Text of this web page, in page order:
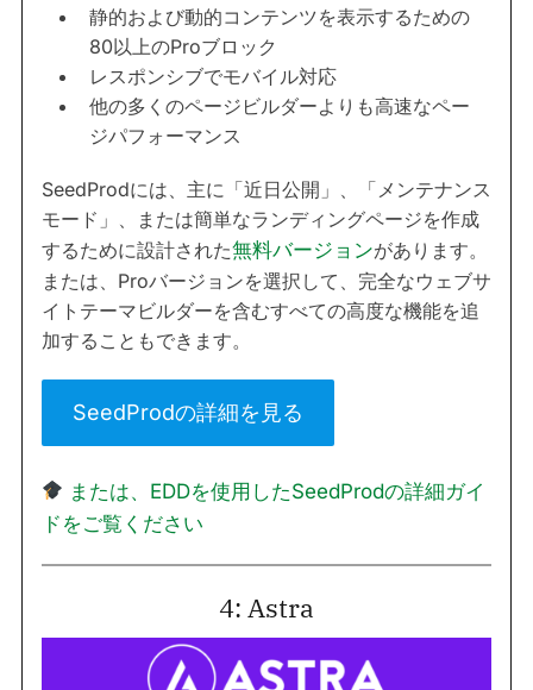
静的および動的コンテンツを表示するための
80以上のProブロック
レスポンシブでモバイル対応
他の多くのページビルダーよりも高速なペー
ジパフォーマンス
SeedProdには、主に「近日公開」、「メンテナンス
モード」、または簡単なランディングページを作成
するために設計された無料バージョンがあります。
または、Proバージョンを選択して、完全なウェブサ
イトテーマビルダーを含むすべての高度な機能を追
加することもできます。
SeedProdの詳細を見る
または、EDDを使用したSeedProdの詳細ガイ
ドをご覧ください
4: Astra